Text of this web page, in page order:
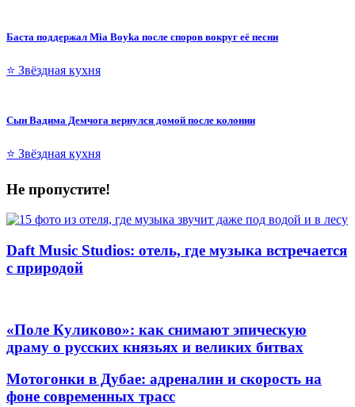
Баста поддержал Mia Boyka после споров вокруг её песни
⭐ Звёздная кухня
Сын Вадима Демчога вернулся домой после колонии
⭐ Звёздная кухня
Не пропустите!
Daft Music Studios: отель, где музыка встречается
с природой
«Поле Куликово»: как снимают эпическую
драму о русских князьях и великих битвах
Мотогонки в Дубае: адреналин и скорость на
фоне современных трасс